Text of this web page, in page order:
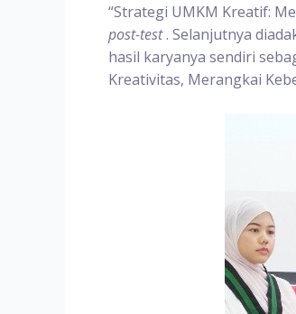
“Strategi UMKM Kreatif:
post-test. Selanjutnya
hasil karyanya sendiri
Kreativitas, Merangkai